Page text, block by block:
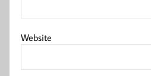
Website